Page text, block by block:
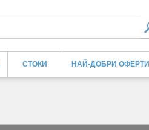
СТОКИ НАЙ-ДОБРИ ОФЕРТИ